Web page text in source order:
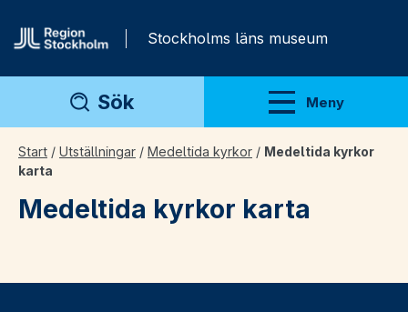
Stockholms läns museum
Sök Meny
Visa meny
Start / Utställningar / Medeltida kyrkor / Medeltida kyrkor
karta
Medeltida kyrkor karta